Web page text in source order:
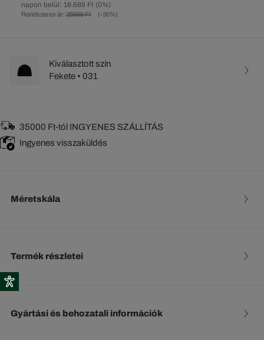
Rendszeres ár: 26699 Ft (-30%)
napon belül: 18.689 Ft (0%)
Kiválasztott szín
Fekete • 031
35000 Ft-tól INGYENES SZÁLLÍTÁS
Ingyenes visszaküldés
Méretskála
Termék részletei
Gyártási és behozatali információk